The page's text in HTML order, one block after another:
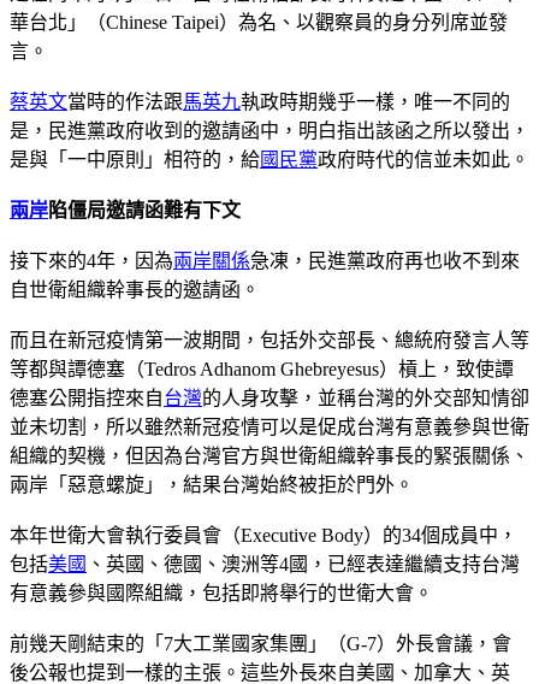
華台北」（Chinese Taipei）為名、以觀察員的身分列席並發
言。
蔡英文當時的作法跟馬英九執政時期幾乎一樣，唯一不同的
是，民進黨政府收到的邀請函中，明白指出該函之所以發出，
是與「一中原則」相符的，給國民黨政府時代的信並未如此。
兩岸陷僵局邀請函難有下文
接下來的4年，因為兩岸關係急凍，民進黨政府再也收不到來
自世衛組織幹事長的邀請函。
而且在新冠疫情第一波期間，包括外交部長、總統府發言人等
等都與譚德塞（Tedros Adhanom Ghebreyesus）槓上，致使譚
德塞公開指控來自台灣的人身攻擊，並稱台灣的外交部知情卻
並未切割，所以雖然新冠疫情可以是促成台灣有意義參與世衛
組織的契機，但因為台灣官方與世衛組織幹事長的緊張關係、
兩岸「惡意螺旋」，結果台灣始終被拒於門外。
本年世衛大會執行委員會（Executive Body）的34個成員中，
包括美國 、英國、德國、澳洲等4國，已經表達繼續支持台灣
有意義參與國際組織，包括即將舉行的世衛大會。
前幾天剛結束的「7大工業國家集團」（G-7）外長會議，會
後公報也提到一樣的主張。這些外長來自美國、加拿大、英